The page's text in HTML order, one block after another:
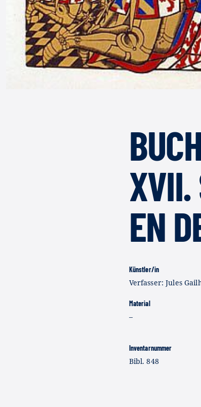
XVII.
EN
Künstler/in
Verfasser: Jules
Material
–
Inventarnummer
Bibl. 848